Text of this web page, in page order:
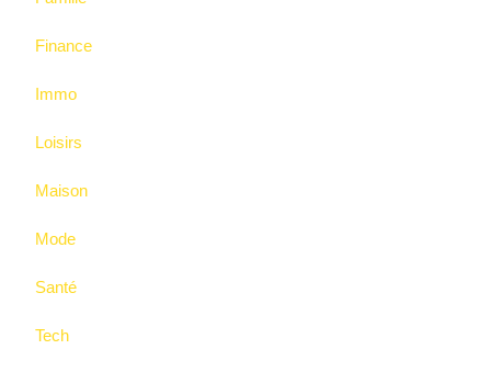
Finance
Immo
Loisirs
Maison
Mode
Santé
Tech